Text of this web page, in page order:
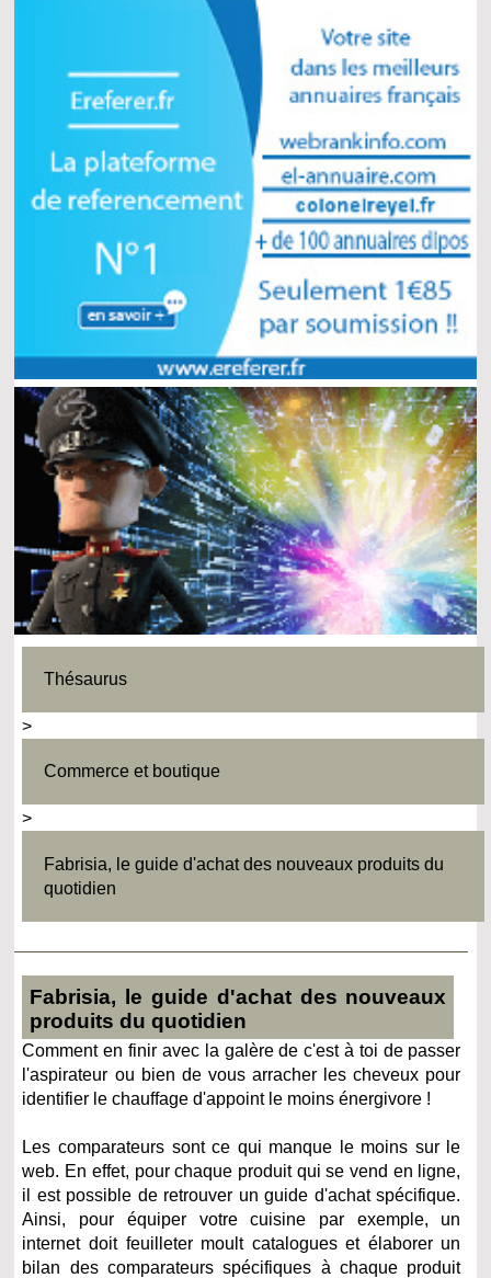
Thésaurus
>
Commerce et boutique
>
Fabrisia, le guide d'achat des nouveaux produits du
quotidien
Fabrisia, le guide d'achat des nouveaux
produits du quotidien
Comment en finir avec la galère de c'est à toi de passer
l'aspirateur ou bien de vous arracher les cheveux pour
identifier le chauffage d'appoint le moins énergivore !
Les comparateurs sont ce qui manque le moins sur le
web. En effet, pour chaque produit qui se vend en ligne,
il est possible de retrouver un guide d'achat spécifique.
Ainsi, pour équiper votre cuisine par exemple, un
internet doit feuilleter moult catalogues et élaborer un
bilan des comparateurs spécifiques à chaque produit